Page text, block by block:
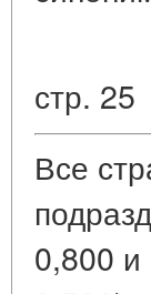
стр. 25
Все
0,800